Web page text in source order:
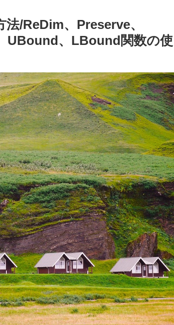
/ReDim、Preserve、
UBound、LBound関数の使